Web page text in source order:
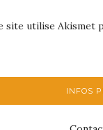
site utilise Akismet
INFOS